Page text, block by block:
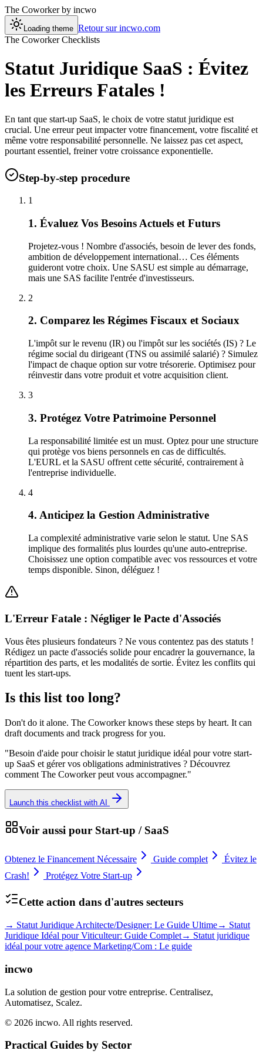
The Coworkerby incwo
Loading theme Retour sur incwo.com
The Coworker Checklists
Statut Juridique SaaS : Évitez
les Erreurs Fatales !
En tant que start-up SaaS, le choix de votre statut juridique est
crucial. Une erreur peut impacter votre financement, votre fiscalité et
même votre responsabilité personnelle. Ne laissez pas cet aspect,
pourtant essentiel, freiner votre croissance exponentielle.
Step-by-step procedure
1
1. Évaluez Vos Besoins Actuels et Futurs
Projetez-vous ! Nombre d'associés, besoin de lever des fonds,
ambition de développement international… Ces éléments
guideront votre choix. Une SASU est simple au démarrage,
mais une SAS facilite l'entrée d'investisseurs.
2
2. Comparez les Régimes Fiscaux et Sociaux
L'impôt sur le revenu (IR) ou l'impôt sur les sociétés (IS) ? Le
régime social du dirigeant (TNS ou assimilé salarié) ? Simulez
l'impact de chaque option sur votre trésorerie. Optimisez pour
réinvestir dans votre produit et votre acquisition client.
3
3. Protégez Votre Patrimoine Personnel
La responsabilité limitée est un must. Optez pour une structure
qui protège vos biens personnels en cas de difficultés.
L'EURL et la SASU offrent cette sécurité, contrairement à
l'entreprise individuelle.
4
4. Anticipez la Gestion Administrative
La complexité administrative varie selon le statut. Une SAS
implique des formalités plus lourdes qu'une auto-entreprise.
Choisissez une option compatible avec vos ressources et votre
temps disponible. Sinon, déléguez !
L'Erreur Fatale : Négliger le Pacte d'Associés
Vous êtes plusieurs fondateurs ? Ne vous contentez pas des statuts !
Rédigez un pacte d'associés solide pour encadrer la gouvernance, la
répartition des parts, et les modalités de sortie. Évitez les conflits qui
tuent les start-ups.
Is this list too long?
Don't do it alone. The Coworker knows these steps by heart. It can
draft documents and track progress for you.
"Besoin d'aide pour choisir le statut juridique idéal pour votre start-
up SaaS et gérer vos obligations administratives ? Découvrez
comment The Coworker peut vous accompagner."
Launch this checklist with AI
Voir aussi pour Start-up / SaaS
Obtenez le Financement Nécessaire Guide complet
Évitez le
Crash!
Protégez Votre Start-up
Cette action dans d'autres secteurs
→ Statut Juridique Architecte/Designer: Le Guide Ultime→ Statut
Juridique Idéal pour Viticulteur: Guide Complet→ Statut juridique
idéal pour votre agence Marketing/Com : Le guide
incwo
La solution de gestion pour votre entreprise. Centralisez,
Automatisez, Scalez.
© 2026 incwo. All rights reserved.
Practical Guides by Sector